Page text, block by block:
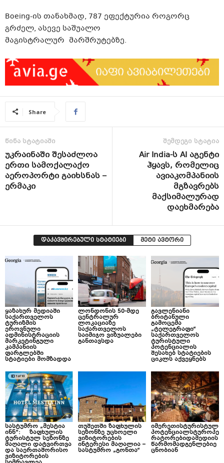
Boeing-ის თანახმად, 787 ეფექტურია როგორც
გრძელ, ასევე საშუალო
მაგისტრალურ მარშრუტებზე.
Share
წინა სტატიაში
უკრაინაში შესაძლოა
ერთი სამოქალაქო
აეროპორტი გაიხსნას –
ერმაკი
შემდეგი სტატია
Air India-ს AI აგენტი
ჰყავს, რომელიც
ავიაკომპანიის
მგზავრებს
მაქსიმალურად
დაეხმარება
დაკავშირებული სტატიები მეტი ავტორი
ყაზახურ მედიაში
საქართველოს
ტურიზმის
ეროვნული
ადმინისტრაციის
მარკეტინგული
კამპანიის
ფარგლებში
სტატიები მომზადდა
ლონდონის 50-მდე
ცენტრალურ
ლოკაციაზე
საქართველოს
საიმიჯო ვიზუალები
განთავსდა
გავლენიანი
ბრიტანული
გამოცემა
„ტელეგრაფი“
საქართველოს
ტურისტული
პოტენციალის
შესახებ სტატიების
ციკლს აქვეყნებს
სასტუმრო „მესტია
ინნ“: ზაფხულის
ტურისტულ სეზონზე
მაღალი დატვირთვა
და საერთაშორისო
ვიზიტორების
თუშეთში ზაფხულის
სეზონზე უცხოელი
ვიზიტორების
ინტერესი მაღალია –
სასტუმრო „გონთა“
იმერეთისტურისტულ
პოტენციალსტუროპე
რატორებიდამედიის
წარმომადგენლებიე
ცნობიან